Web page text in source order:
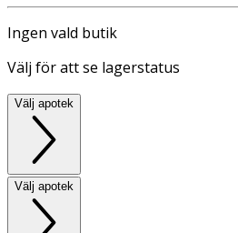
Ingen vald butik
Välj för att se lagerstatus
Välj apotek
Välj apotek